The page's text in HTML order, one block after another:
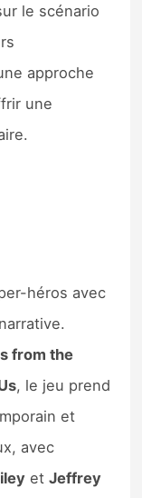
le scénario
approche
une
héros avec
from the
, le jeu prend
et
avec
etJeffrey